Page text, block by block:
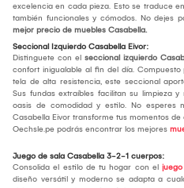
excelencia en cada pieza. Esto se traduce
también funcionales y cómodos. No dejes
mejor precio de muebles Casabella.
Seccional Izquierdo Casabella Eivor:
Distinguete con el seccional izquierdo
confort inigualable al fin del día.
tela de alta resistencia, este seccional
Sus fundas extraíbles facilitan su limpieza
oasis de comodidad y estilo. No esperes
Casabella Eivor transforme tus momentos
Oechsle.pe podrás encontrar los mejores
Juego de sala Casabella 3-2-1 cuerpos:
Consolida el estilo de tu hogar con el
diseño versátil y moderno se adapta a